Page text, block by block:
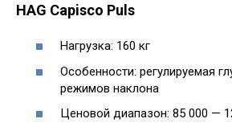
HAG Capisco Puls
Нагрузка: 160 кг
Особенности: регулируемая
режимов наклона
Ценовой диапазон: 85 000 —